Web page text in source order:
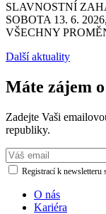
SLAVNOSTNÍ
SOBOTA 13. 6.
VŠECHNY
Další aktuality
Máte zájem
Zadejte Vaši
republiky.
Registrací k newsletteru
O nás
Kariéra